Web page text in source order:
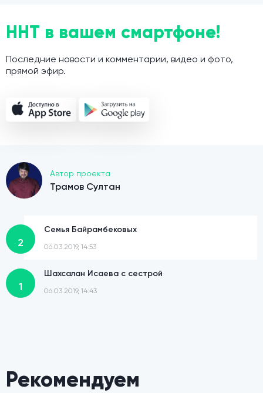
ННТ в вашем смартфоне!
Последние новости и комментарии, видео и фото,
прямой эфир.
Автор проекта
Трамов Султан
2
Семья Байрамбековых
06.03.2019, 14:53
1
Шахсалан Исаева с сестрой
06.03.2019, 14:43
Рекомендуем